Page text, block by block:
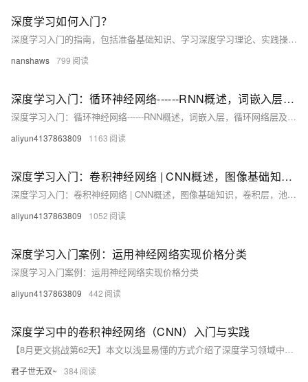
深度学习如何入门？
深度学习入门的指南，包括准备基础知识、学习深度学习理论、实践操作、进阶学习、参与社区和不断实践与反思等步骤。
nanshaws 799
深度学习入门：循环神经网络------RNN概述，词嵌入层，循环网络层及案例实践！（万字详解！）
深度学习入门：循环神经网络------RNN概述，词嵌入层，循环网络层及案例实践！（万字详解！）
aliyun4137863809 1163
深度学习入门：卷积神经网络 | CNN概述，图像基础知识，卷积层，池化层（超详解！！！）
深度学习入门：卷积神经网络 | CNN概述，图像基础知识，卷积层，池化层（超详解！！！）
aliyun4137863809 1052
深度学习入门案例：运用神经网络实现价格分类
深度学习入门案例：运用神经网络实现价格分类
aliyun4137863809 442
深度学习中的卷积神经网络（CNN）入门与实践
【8月更文挑战第62天】本文以浅显易懂的方式介绍了深度学习领域中的核心技术之一——卷积神经网络（CNN）。文章通过生动的比喻和直观的图示，逐步揭示了CNN的工作原理和应用场景。同时，结合具体的代码示例，引导读者从零开始构建一个简单的CNN模型，实现对图像数据的分类任务。无论你是深度学习的初学者还是希望巩固理解的开发者，这篇文章都将为你打开一扇通往深度学习世界的大门。
君子世无双~ 384